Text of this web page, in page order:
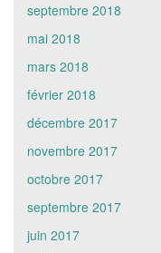
septembre 2018
mai 2018
mars 2018
février 2018
décembre 2017
novembre 2017
octobre 2017
septembre 2017
juin 2017